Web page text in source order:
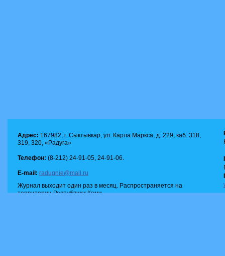
Адрес: 167982, г. Сыктывкар, ул. Карла Маркса, д. 229, каб. 318,
319, 320, «Радуга»
Телефон: (8-212) 24-91-05, 24-91-06.
E-mail: radugnie@mail.ru
Журнал выходит один раз в месяц. Распространяется на
территории Республики Коми.